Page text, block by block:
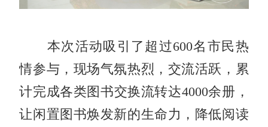
本次活动吸引了超过600名市民热
情参与，现场气氛热烈，交流活跃，累
计完成各类图书交换流转达4000余册，
让闲置图书焕发新的生命力，降低阅读